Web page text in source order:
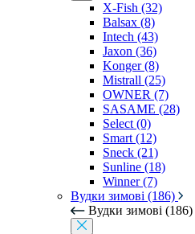
X-Fish (32)
Balsax (8)
Intech (43)
Jaxon (36)
Konger (8)
Mistrall (25)
OWNER (7)
SASAME (28)
Select (0)
Smart (12)
Sneck (21)
Sunline (18)
Winner (7)
Вудки зимові (186)
Вудки зимові (186)